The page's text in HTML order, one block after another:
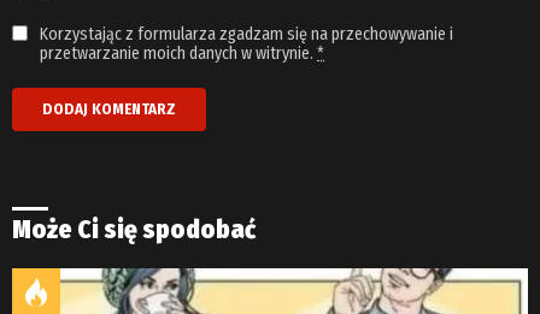
Korzystając z formularza zgadzam się na przechowywanie i
przetwarzanie moich danych w witrynie. *
Może Ci się spodobać